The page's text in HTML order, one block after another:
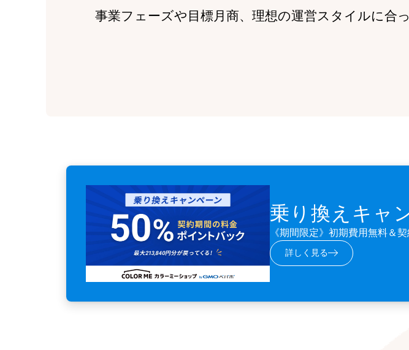
事業フェーズや目標月商、理想の運営スタイルに合
乗り換えキャ
《期間限定》初期費用無料＆
詳しく見る